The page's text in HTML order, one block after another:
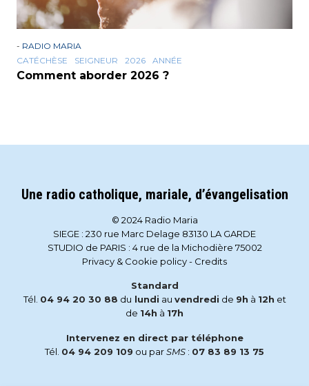
- RADIO MARIA
CATÉCHÈSE
SEIGNEUR 2026 ANNÉE
Comment aborder 2026 ?
Une radio catholique, mariale, d’évangelisation
© 2024 Radio Maria
SIEGE : 230 rue Marc Delage 83130 LA GARDE
STUDIO de PARIS : 4 rue de la Michodière 75002
Privacy & Cookie policy- Credits
Standard
Tél. 04 94 20 30 88 du lundi au vendredi de 9h à 12h et
de 14h à 17h
Intervenez en direct par téléphone
Tél. 04 94 209 109 ou parSMS : 07 83 89 13 75